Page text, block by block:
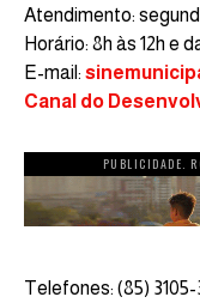
Atendimento:
Horário: 8h às 12h e
E-mail:
Canal do
PUBLICIDADE.
Telefones: (85)